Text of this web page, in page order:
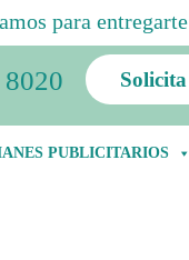
para
PUBLICITARIOS